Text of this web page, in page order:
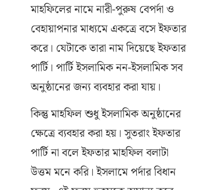
মাহফিলের নামে নারী-পুরুষ বেপর্দা ও
বেহায়াপনার মাধ্যমে একত্রে বসে ইফতার
করে। যেটাকে তারা নাম দিয়েছে ইফতার
পার্টি। পার্টি ইসলামিক নন-ইসলামিক সব
অনুষ্ঠানের জন্য ব্যবহার করা যায়।
কিন্তু মাহফিল শুধু ইসলামিক অনুষ্ঠানের
ক্ষেত্রে ব্যবহার করা হয়। সুতরাং ইফতার
পার্টি না বলে ইফতার মাহফিল বলাটা
উত্তম মনে করি। ইসলামে পর্দার বিধান